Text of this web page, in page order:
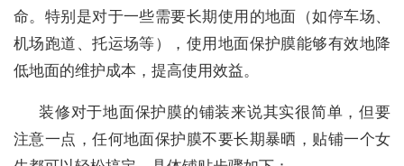
命。特别是对于一些需要长期使用的地面（如停车场、
机场跑道、托运场等），使用地面保护膜能够有效地降
低地面的维护成本，提高使用效益。
装修对于地面保护膜的铺装来说其实很简单，但要
注意一点，任何地面保护膜不要长期暴晒，贴铺一个女